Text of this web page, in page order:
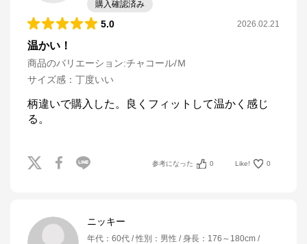
購入確認済み
5.0 2026.02.21
温かい！
商品のバリエーション:チャコール/Ｍ
サイズ感 ： 丁度いい
柄違いで購入した。良くフィットして温かく感じ
る。
参考になった 0 Like! 0
ニッキー
年代 ： 60代 性別 ： 男性 身長 ： 176～180cm